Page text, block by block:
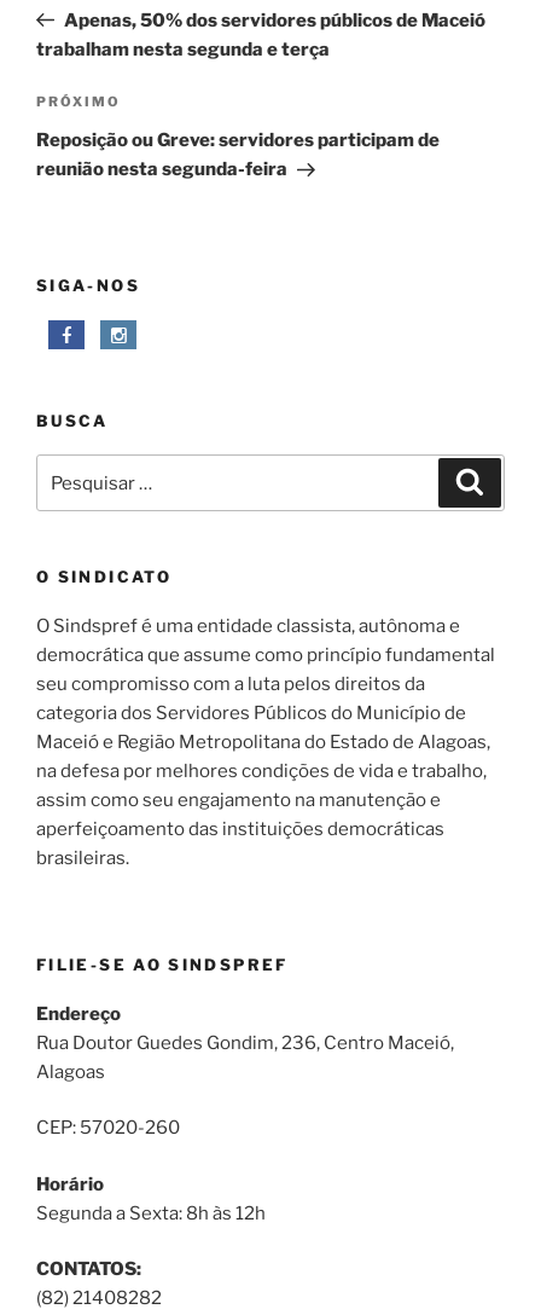
Post
anterior
Apenas, 50% dos servidores públicos de Maceió
trabalham nesta segunda e terça
Próximo
post
PRÓXIMO
Reposição ou Greve: servidores participam de
reunião nesta segunda-feira
SIGA-NOS
BUSCA
por:
O SINDICATO
O Sindspref é uma entidade classista, autônoma e
democrática que assume como princípio fundamental
seu compromisso com a luta pelos direitos da
categoria dos Servidores Públicos do Município de
Maceió e Região Metropolitana do Estado de Alagoas,
na defesa por melhores condições de vida e trabalho,
assim como seu engajamento na manutenção e
aperfeiçoamento das instituições democráticas
brasileiras.
FILIE-SE AO SINDSPREF
Endereço
Rua Doutor Guedes Gondim, 236, Centro Maceió,
Alagoas
CEP: 57020-260
Horário
Segunda a Sexta: 8h às 12h
CONTATOS:
(82) 21408282